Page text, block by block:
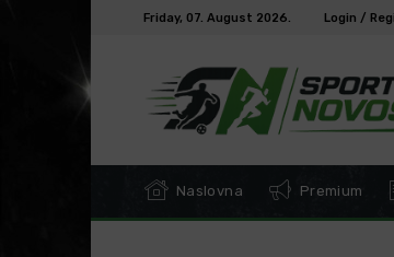
Friday, 07. August 2026. Login /
Naslovna Premium